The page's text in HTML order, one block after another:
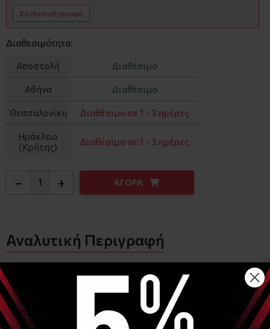
Σύνδεση/Εγγραφή
Διαθεσιμότητα:
Αποστολή Διαθέσιμο
Αθήνα Διαθέσιμο
Θεσσαλονίκη Διαθέσιμο σε 1 - 3 ημέρες
Ηράκλειο
(Κρήτης)
Διαθέσιμο σε 1 - 3 ημέρες
− + ΑΓΟΡΑ
Αναλυτική Περιγραφή
Στυλό Ηλκτροδιέγερσης και μασάζ με 4 αποσπώμενες
κεφαλές ώστε ο χρήστης να αποφσίζει την κατάλληλη για
χρήση ανά περίσταση.
Οι κεφαλές όπως φαίνεται στην φωτογραφία είναι: